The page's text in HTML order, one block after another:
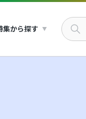
集から探す